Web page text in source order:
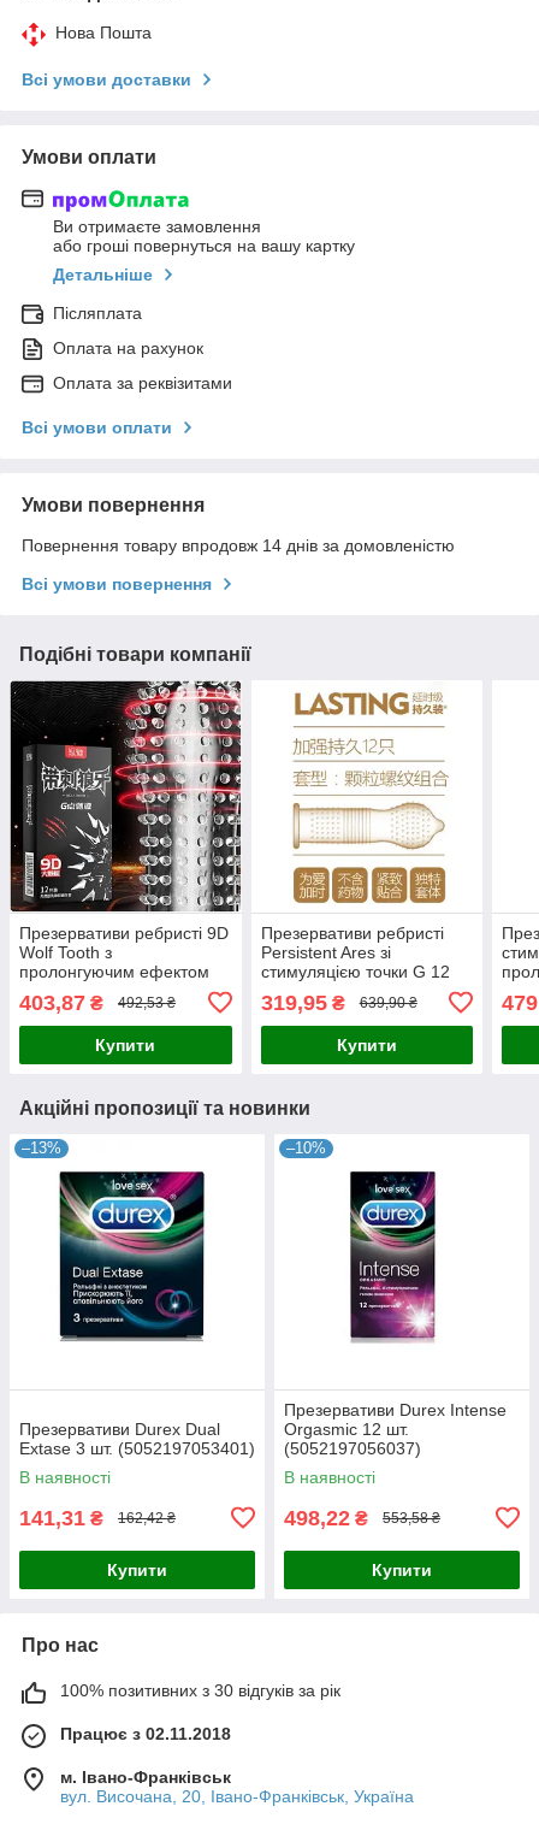
Нова Пошта
Всі умови доставки
Умови оплати
Ви отримаєте замовлення
або гроші повернуться на вашу картку
Детальніше
Післяплата
Оплата на рахунок
Оплата за реквізитами
Всі умови оплати
Умови повернення
Повернення товару впродовж 14 днів за домовленістю
Всі умови повернення
Подібні товари компанії
Презервативи ребристі 9D
Wolf Tooth з
пролонгуючим ефектом
403,87 ₴ 492,53 ₴
Купити
Презервативи ребристі
Persistent Ares зі
стимуляцією точки G 12
319,95₴ 639,90 ₴
Купити
Акційні пропозиції та новинки
–13%
Презервативи Durex Dual
Extase 3 шт. (5052197053401)
В наявності
141,31 ₴ 162,42 ₴
Купити
–10%
Презервативи Durex Intense
Orgasmic 12 шт.
(5052197056037)
В наявності
498,22 ₴ 553,58 ₴
Купити
Про нас
100% позитивних з 30 відгуків за рік
Працює з 02.11.2018
м. Івано-Франківськ
вул. Височана, 20, Івано-Франківськ, Україна